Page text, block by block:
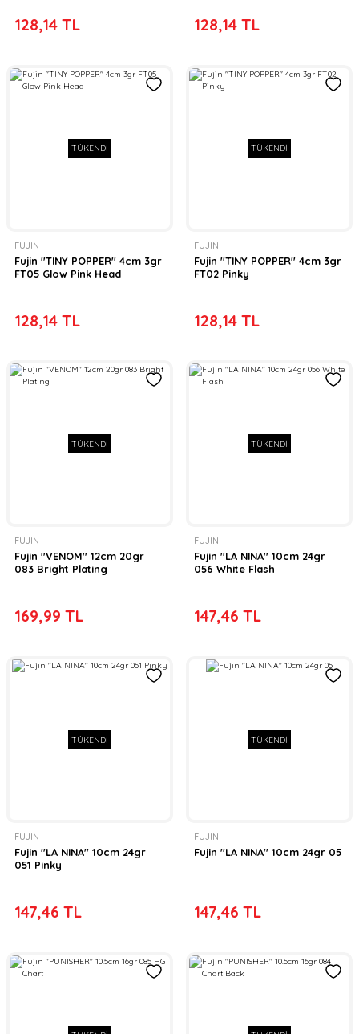
128,14 TL 128,14 TL
TÜKENDİ
FUJIN
Fujin ''TINY POPPER'' 4cm 3gr
FT05 Glow Pink Head
128,14 TL
TÜKENDİ
FUJIN
Fujin ''TINY POPPER'' 4cm 3gr
FT02 Pinky
128,14 TL
TÜKENDİ
FUJIN
Fujin ''VENOM'' 12cm 20gr
083 Bright Plating
169,99 TL
TÜKENDİ
FUJIN
Fujin ''LA NINA'' 10cm 24gr
056 White Flash
147,46 TL
TÜKENDİ
FUJIN
Fujin ''LA NINA'' 10cm 24gr
051 Pinky
147,46 TL
TÜKENDİ
FUJIN
Fujin ''LA NINA'' 10cm 24gr 05
147,46 TL